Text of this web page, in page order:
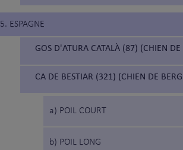
5. ESPAGNE
GOS D'ATURA CATALÀ (87) (CHIEN DE
CA DE BESTIAR (321) (CHIEN DE
a) POIL COURT
b) POIL LONG